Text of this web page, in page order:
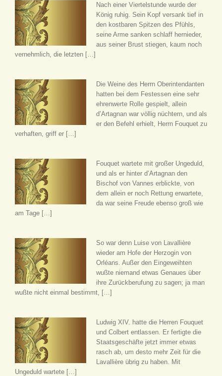
Nach einer Viertelstunde wurde der
König ruhig. Sein Kopf versank tief in
den kostbaren Spitzen des Pfühls,
seine Arme sanken schlaff hernieder,
aus seiner Brust stiegen, kaum noch
vernehmlich, die letzten […]
Die Weine des Herrn Oberintendanten
hatten bei dem Festessen eine sehr
ehrenwerte Rolle gespielt, allein
d’Artagnan war völlig nüchtern, und als
er den Befehl erhielt, Herrn Fouquet zu
verhaften, griff er […]
Fouquet wartete mit großer Ungeduld,
und als er hinter d’Artagnan den
Bischof von Vannes erblickte, von
dem allein er noch Rettung erwartete,
da war seine Freude ebenso groß wie
am Tage […]
So war denn Luise von Lavallière
wieder am Hofe der Herzogin von
Orléans. Außer den Eingeweihten
wußte niemand etwas Genaues über
ihre Zurückberufung zu sagen; ja man
wußte nicht einmal bestimmt, […]
Ludwig XIV. hatte die Herren Fouquet
und Colbert entlassen. Er fertigte die
Staatsgeschäfte jetzt immer etwas
rasch ab, um desto mehr Zeit für die
Lavallière übrig zu haben. Mit
Ungeduld wartete […]